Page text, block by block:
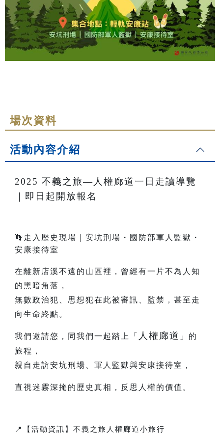
場次資料
活動內容介紹
2025 不義之旅—人權廊道一日走讀導覽
｜即日起開放報名
👣走入歷史現場｜安坑刑場・國防部軍人監獄・
安康接待室
在離新店溪不遠的山區裡，曾經有一片不為人知
的黑暗角落，
無數政治犯、思想犯在此被審訊、監禁，甚至走
向生命終點。
我們邀請您，同我們一起踏上「 人權廊道 」的
旅程，
親自走訪安坑刑場、軍人監獄與安康接待室，
直視迷霧深掩的歷史真相，反思人權的價值。
📍 【活動資訊】不義之旅人權廊道小旅行